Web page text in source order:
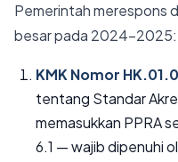
Pemerintah merespons
besar pada 2024–2025:
KMK Nomor
tentang Standar
memasukkan PPRA
6.1 — wajib dipenuhi